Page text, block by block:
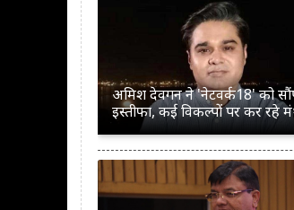
अमिश देवगन ने 'नेटवर्क18' को
इस्तीफा, कई विकल्पों पर कर रहे